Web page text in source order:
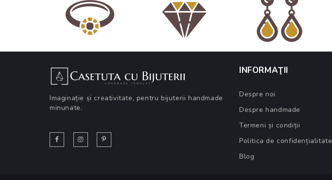
Imaginație și creativitate, pentru bijuterii handmade
minunate.
INFORMAŢII
Despre noi
Despre handmade
Termeni și condiții
Politica de confidențialitate
Blog